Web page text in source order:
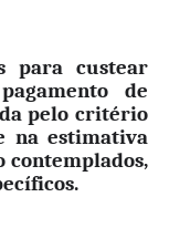
para custear
de
pelo critério
na estimativa
contemplados,